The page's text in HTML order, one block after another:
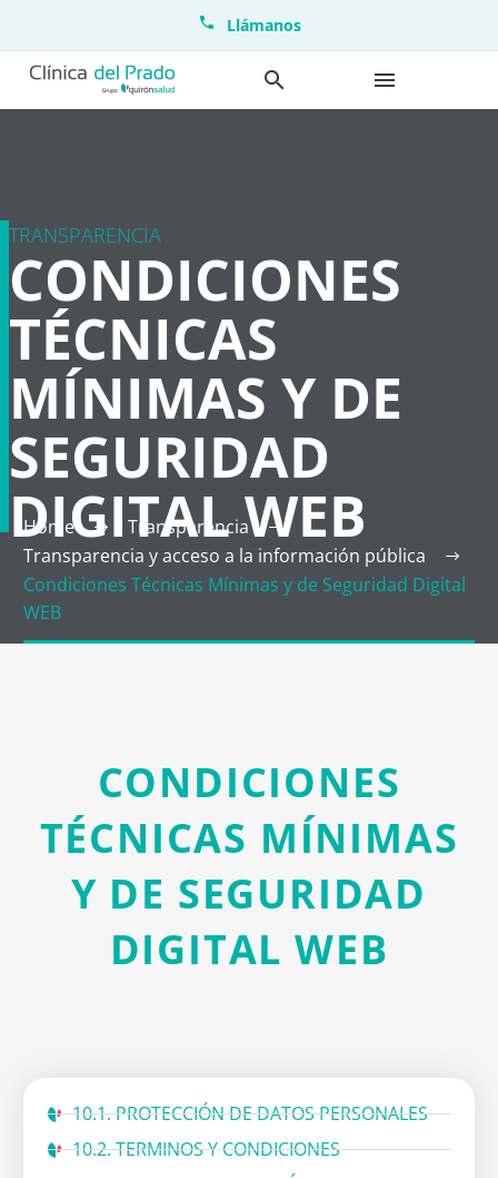
Llámanos
TRANSPARENCIA
CONDICIONES
TÉCNICAS
MÍNIMAS Y DE
SEGURIDAD
DIGITAL WEB
Home
Transparencia
Transparencia y acceso a la información pública
Condiciones Técnicas Mínimas y de Seguridad Digital
WEB
CONDICIONES
TÉCNICAS MÍNIMAS
Y DE SEGURIDAD
DIGITAL WEB
10.1. PROTECCIÓN DE DATOS PERSONALES
10.2. TERMINOS Y CONDICIONES